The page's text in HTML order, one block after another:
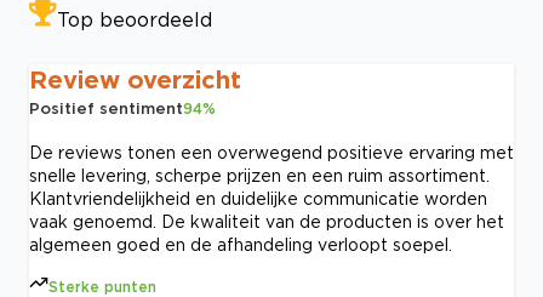
Top beoordeeld
Review overzicht
Positief sentiment94%
De reviews tonen een overwegend positieve ervaring met
snelle levering, scherpe prijzen en een ruim assortiment.
Klantvriendelijkheid en duidelijke communicatie worden
vaak genoemd. De kwaliteit van de producten is over het
algemeen goed en de afhandeling verloopt soepel.
Sterke punten